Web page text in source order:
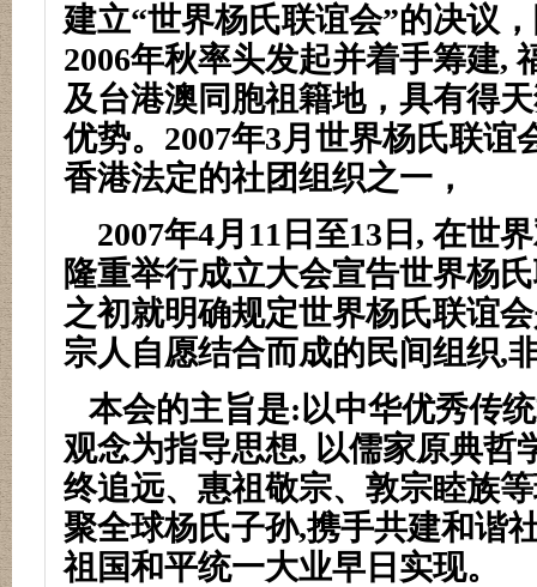
建立“世界杨氏联谊会”的决议
2006年秋率头发起并着手筹建,
及台港澳同胞祖籍地，具有得
优势。 2007年3月世界杨氏联谊
香港法定的社团组织之一，
2007年4月 11 日至13 日 , 在世
隆重举行成立大会宣告世界杨
之初就明确规定世界杨氏联谊
宗人自愿结合而成的民间组织,
本会的主旨是:以中华优秀传
观念为指导思想, 以儒家原典哲
终追远、惠祖敬宗、敦宗睦族
聚全球杨氏子孙,携手共建和谐
祖国和平统一大业早日实现。